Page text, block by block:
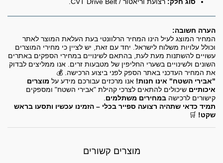
הערה חשובה:
המחיר המוצג לעיל הינו המחיר הרלוונטי בעת העלאת המוצר לאתר
וכולל עלויות משלוח לישראל. יחד עם זאת, יש לציין כי מחירי המוצרים
עשויים להשתנות מעת לעת, בהתאם לשינויים במחירי הספקים באתרים
השונים ולשינויים בשערי החליפין של מטבעות זרים. אנו ממליצים לבדוק
את המחיר העדכני באתר הספק לפני ביצוע הרכישה. 💰
"אבירי השטח" אינו חנות!אנו מרכזים עבורכם מידע עלמוצרים
איכותייםשיכולים להתאים לצרכי קהילת "אבירי השטח" ומספקים
קישורים לרכישהבמחירים משתלמים.
תמיד כדאי שתהיה רצועה ספייר בכלי – הזמינו עכשיו ותסעו בראש
שקט!🛒
מוצרים קשורים